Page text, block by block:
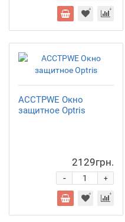
ACCTPWE Окно
защитное Optris
2129грн.
+
-